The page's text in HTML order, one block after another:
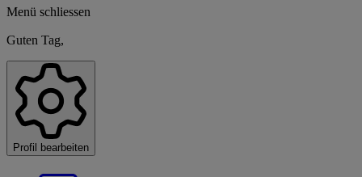
Menü schliessen
Guten Tag,
Profil bearbeiten